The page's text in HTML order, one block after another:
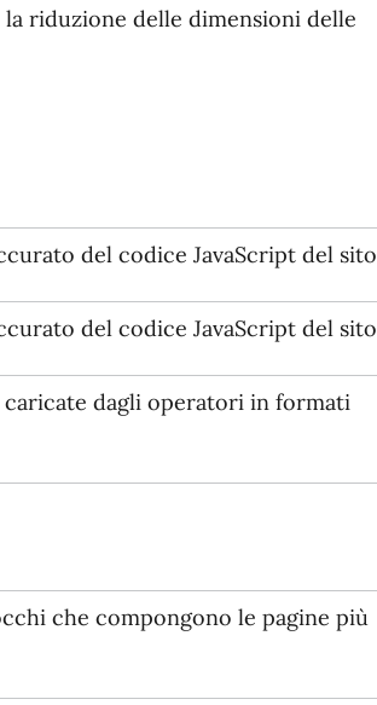
riduzione delle dimensioni delle
del codice JavaScript del sito
del codice JavaScript del sito
dagli operatori in formati
che compongono le pagine più